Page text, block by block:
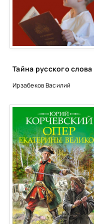
Глава 23
Глава 24
Глава 25
Глава 29
Глава 30
Глава 31
Глава 32
Глава 33
Глава 34
Глава 35
Глава 36
Ирзабеков Василий